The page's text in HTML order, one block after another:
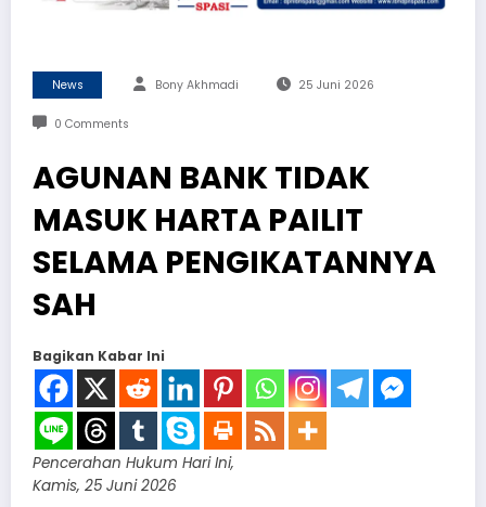
News Bony Akhmadi 25 Juni 2026
0 Comments
AGUNAN BANK TIDAK
MASUK HARTA PAILIT
SELAMA PENGIKATANNYA
SAH
Bagikan Kabar Ini
Pencerahan Hukum Hari Ini,
Kamis, 25 Juni 2026